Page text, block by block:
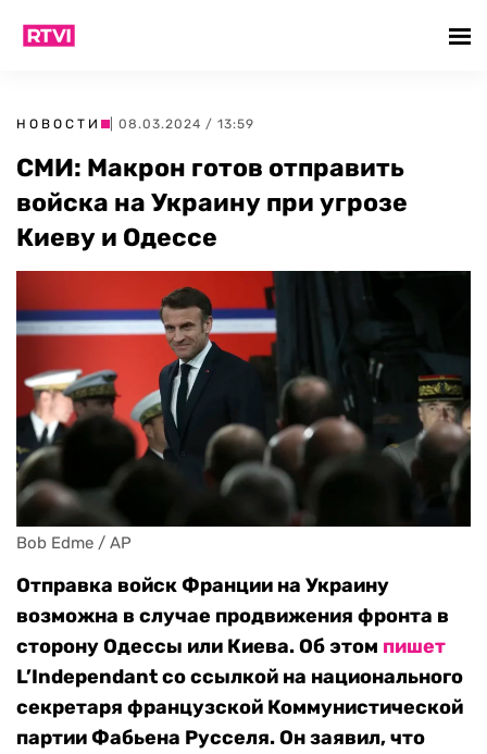
НОВОСТИ | 08.03.2024 / 13:59
СМИ: Макрон готов отправить
войска на Украину при угрозе
Киеву и Одессе
Bob Edme / AP
Отправка войск Франции на Украину
возможна в случае продвижения фронта в
сторону Одессы или Киева. Об этом пишет
L’Independant со ссылкой на национального
секретаря французской Коммунистической
партии Фабьена Русселя. Он заявил, что